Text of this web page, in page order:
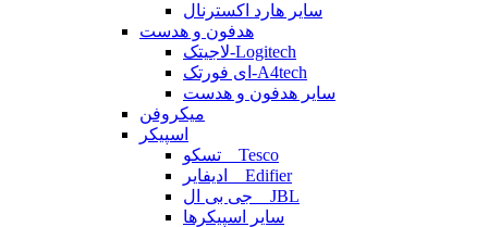
سایر هارد اکسترنال
هدفون و هدست
لاجیتک-Logitech
ای فورتک-A4tech
سایر هدفون و هدست
میکروفن
اسپیکر
تسکو _ Tesco
ادیفایر _ Edifier
جی بی ال _ JBL
سایر اسپیکرها